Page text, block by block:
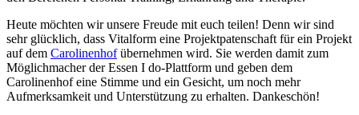
Heute möchten wir unsere Freude mit euch teilen! Denn wir sind
sehr glücklich, dass Vitalform eine Projektpatenschaft für ein Projekt
auf dem Carolinenhofübernehmen wird. Sie werden damit zum
Möglichmacher der Essen I do-Plattform und geben dem
Carolinenhof eine Stimme und ein Gesicht, um noch mehr
Aufmerksamkeit und Unterstützung zu erhalten. Dankeschön!